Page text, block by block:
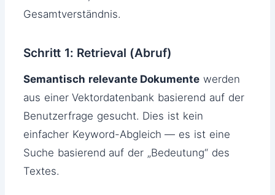
Gesamtverständnis.
Schritt 1: Retrieval (Abruf)
Semantisch relevante Dokumente werden
aus einer Vektordatenbank basierend auf der
Benutzerfrage gesucht. Dies ist kein
einfacher Keyword-Abgleich — es ist eine
Suche basierend auf der „Bedeutung“ des
Textes.